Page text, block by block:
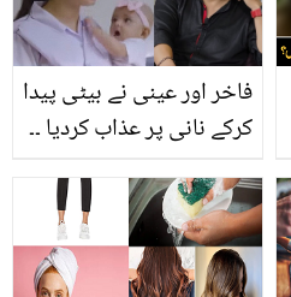
فاخر اور عینی نے بیٹی پیدا
کرکے نانی پر عذاب کردیا ۔۔
اور کم عمر میں حمل پر
ڈائریکٹر نے لوگوں کی تنقید
کا کیا جواب دیا؟